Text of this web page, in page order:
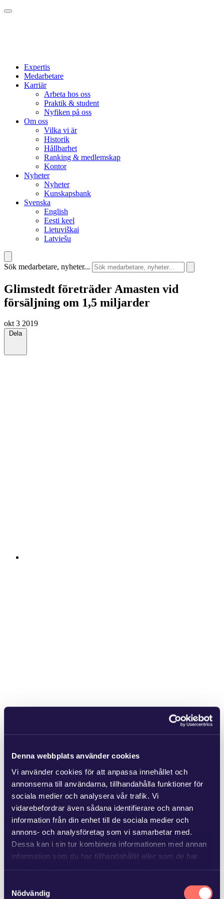
Denna webbplats använder cookies
Vi använder cookies för att anpassa innehållet och
annonserna till användarna, tillhandahålla funktioner för
sociala medier och analysera vår trafik. Vi
vidarebefordrar även sådana identifierare och annan
information från din enhet till de sociala medier och
annons- och analysföretag som vi samarbetar med.
Dessa kan i sin tur kombinera informationen med annan
information som du har tillhandahållit eller som de har
Läs mer ivår sekretesspolicy
om vilka vi är, hur du
Nödvändig
Expertis
Medarbetare
Karriär
Arbeta hos oss
Praktik & student
Nyfiken på oss
Om oss
Vilka vi är
Historik
Hållbarhet
Ranking & medlemskap
Kontor
Nyheter
Nyheter
Kunskapsbank
Svenska
English
Eesti keel
Lietuviškai
Latviešu
Sök medarbetare, nyheter...
Glimstedt företräder Amasten vid
försäljning om 1,5 miljarder
okt 3 2019
Dela